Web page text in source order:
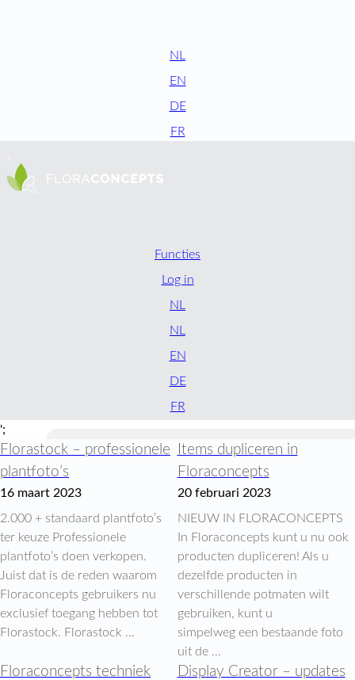
NL
EN
DE
FR
Functies
Log in
NL
NL
EN
DE
FR
';
Florastock – professionele
plantfoto’s
16 maart 2023
2.000 + standaard plantfoto’s
ter keuze Professionele
plantfoto’s doen verkopen.
Juist dat is de reden waarom
Floraconcepts gebruikers nu
exclusief toegang hebben tot
Florastock. Florastock ...
Items dupliceren in
Floraconcepts
20 februari 2023
NIEUW IN FLORACONCEPTS
In Floraconcepts kunt u nu ook
producten dupliceren! Als u
dezelfde producten in
verschillende potmaten wilt
gebruiken, kunt u
simpelweg een bestaande foto
uit de ...
Floraconcepts techniek
Display Creator – updates